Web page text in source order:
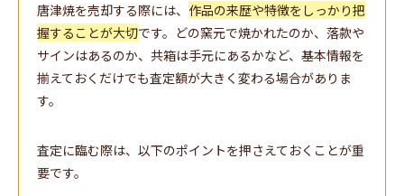
唐津焼を売却する際には、 作品の来歴や特徴をしっかり把
握することが大切です。どの窯元で焼かれたのか、落款や
サインはあるのか、共箱は手元にあるかなど、基本情報を
揃えておくだけでも査定額が大きく変わる場合がありま
す。
査定に臨む際は、以下のポイントを押さえておくことが重
要です。